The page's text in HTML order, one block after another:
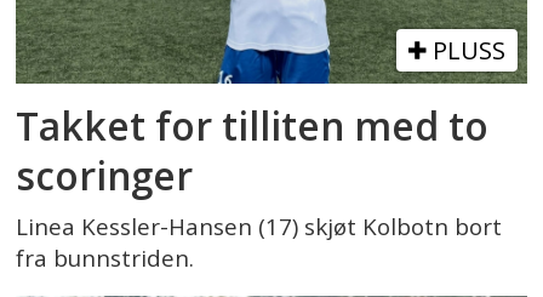
PLUSS
Takket for tilliten med to
scoringer
Linea Kessler-Hansen (17) skjøt Kolbotn bort
fra bunnstriden.